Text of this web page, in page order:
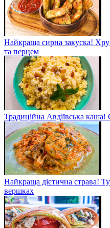
Найкраща сирна закуска!
та перцем
Традиційна Авдіївська
Найкраща дієтична страва!
вершках